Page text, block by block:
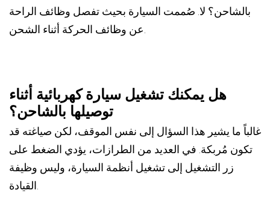
بالشاحن؟ لا. صُممت السيارة بحيث تفصل وظائف الراحة
هل يمكنك تشغيل سيارة كهربائية أثناء
توصيلها بالشاحن؟
غالباً ما يشير هذا السؤال إلى نفس الموقف، لكن صياغته قد
تكون مُربكة. في العديد من الطرازات، يؤدي الضغط على
زر التشغيل إلى تشغيل أنظمة السيارة، وليس وظيفة